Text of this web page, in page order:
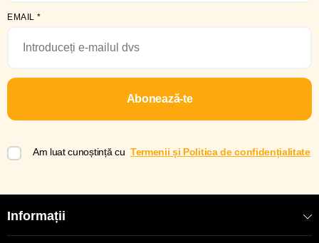
EMAIL *
Abonează-te
Am luat cunoștință cu Termenii și Politica de confidențialitate
Informații